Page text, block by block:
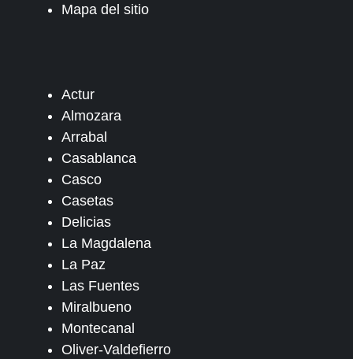
Mapa del sitio
Actur
Almozara
Arrabal
Casablanca
Casco
Casetas
Delicias
La Magdalena
La Paz
Las Fuentes
Miralbueno
Montecanal
Oliver-Valdefierro